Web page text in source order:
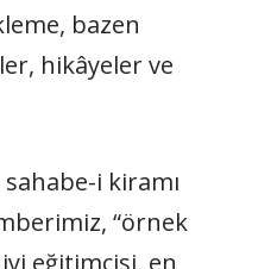
bazen
hikâyeler ve
i kiramı
“örnek
eğitimcisi, en